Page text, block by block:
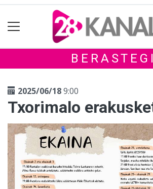
BERASTEGI
2025/06/189:00
Txorimalo